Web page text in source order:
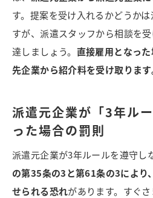
す。 提案を受け入れるかどうか
すが、派遣スタッフから相談を
達しましょう。 直接雇用となっ
先企業から紹介料を受け取ります
派遣元企業が「3年ル
った場合の罰則
派遣元企業が3年ルールを遵守し
の第35条の3と第61条の3により
せられる恐れがあります。 すぐ